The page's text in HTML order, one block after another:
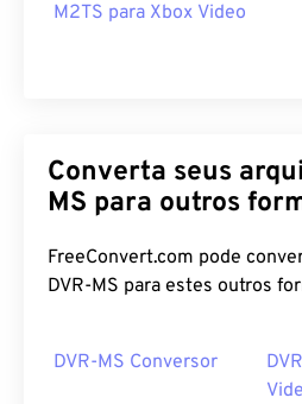
M2TS para Xbox Video
Converta seus arquivos
MS para outros
FreeConvert.com pode
DVR-MS para estes outros
DVR-MS Conversor